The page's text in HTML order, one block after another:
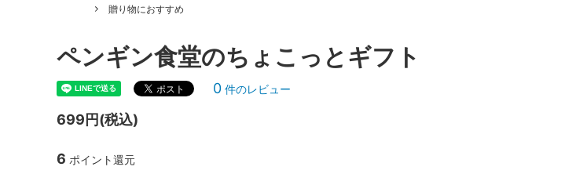
贈り物におすすめ
ペンギン食堂のちょこっとギフト
0 件のレビュー
699円(税込)
6 ポイント還元